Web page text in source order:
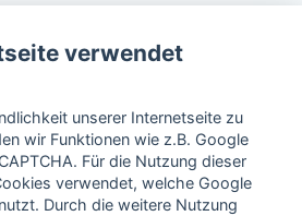
verwendet
unserer Internetseite zu
wir Funktionen wie z.B. Google
Für die Nutzung dieser
verwendet, welche Google
Durch die weitere Nutzung